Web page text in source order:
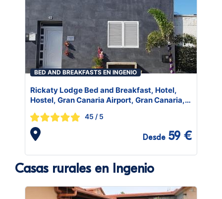
BED AND BREAKFASTS EN INGENIO
Rickaty Lodge Bed and Breakfast, Hotel,
Hostel, Gran Canaria Airport, Gran Canaria,
45 / 5
Desde 59 €
Casas rurales en Ingenio